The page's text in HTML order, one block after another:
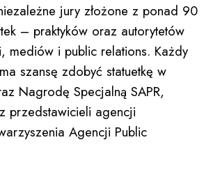
jury złożone z ponad 90
– praktyków oraz autorytetów
mediów i public relations. Każdy
szansę zdobyć statuetkę w
Nagrodę Specjalną SAPR,
przedstawicieli agencji
Agencji Public